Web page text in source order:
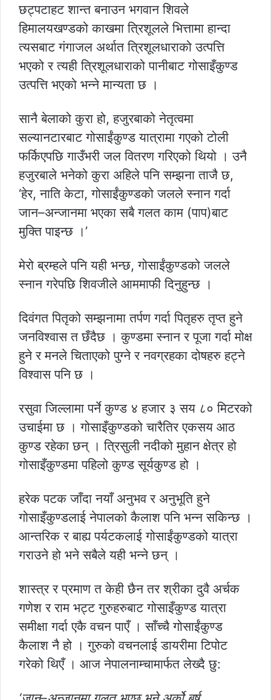
छट्पटाहट शान्त बनाउन भगवान शिवले
हिमालयखण्डको काखमा त्रिशूलले भित्तामा हान्दा
त्यसबाट गंगाजल अर्थात त्रिशूलधाराको उत्पत्ति
भएको र त्यही त्रिशूलधाराको पानीबाट गोसाइँकुण्ड
उत्पत्ति भएको भन्ने मान्यता छ ।
सानै बेलाको कुरा हो, हजुरबाको नेतृत्वमा
सल्यानटारबाट गोसाईंकुण्ड यात्रामा गएको टोली
फर्किएपछि गाउँभरी जल वितरण गरिएको थियो । उनै
हजुरबाले भनेको कुरा अहिले पनि सम्झना ताजै छ,
‘हेर, नाति केटा, गोसाईंकुण्डको जलले स्नान गर्दा
जान–अन्जानमा भएका सबै गलत काम (पाप)बाट
मुक्ति पाइन्छ ।’
मेरो ब्रम्हले पनि यही भन्छ, गोसाईंकुण्डको जलले
स्नान गरेपछि शिवजीले आममाफी दिनुहुन्छ ।
दिवंगत पितृको सम्झनामा तर्पण गर्दा पितृहरु तृप्त हुने
जनविश्वास त छँदैछ । कुण्डमा स्नान र पूजा गर्दा मोक्ष
हुने र मनले चिताएको पुग्ने र नवग्रहका दोषहरु हट्ने
विश्वास पनि छ ।
रसुवा जिल्लामा पर्ने कुण्ड ४ हजार ३ सय ८० मिटरको
उचाईमा छ । गोसाइँकुण्डको चारैतिर एकसय आठ
कुण्ड रहेका छन् । त्रिसुली नदीको मुहान क्षेत्र हो
गोसाइँकुण्डमा पहिलो कुण्ड सूर्यकुण्ड हो ।
हरेक पटक जाँदा नयाँ अनुभव र अनुभूति हुने
गोसाइँकुण्डलाई नेपालको कैलाश पनि भन्न सकिन्छ ।
आन्तरिक र बाह्य पर्यटकलाई गोसाईंकुण्डको यात्रा
गराउने हो भने सबैले यही भन्ने छन् ।
शास्त्र र प्रमाण त केही छैन तर श्रीका दुवै अर्चक
गणेश र राम भट्ट गुरुहरुबाट गोसाइँकुण्ड यात्रा
समीक्षा गर्दा एकै वचन पाएँ । साँच्चै गोसाईंकुण्ड
कैलाश नै हो । गुरुको वचनलाई डायरीमा टिपोट
गरेको थिएँ । आज नेपालनाम्चामार्फत लेख्दै छु: